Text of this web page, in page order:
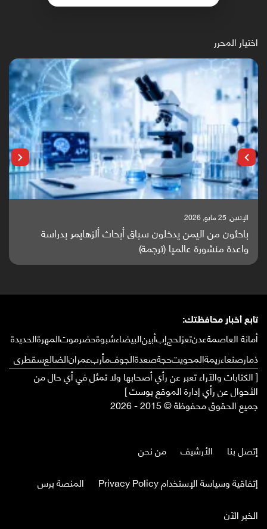
اختيار المحرر
الإثنين, 25 مايو, 2026
باحثون من اليمن يدخلون سباق أبحاث ألزهايمر بدراسة
واعدة منشورة عالميا (ترجمة)
تابع أخبار محافظتك:
أمانة العاصمةعدنتعزلحجإبأبينالبيضاءشبوةحضرموتالمهرةالحديدة
ذمارصنعاءريمةالمحويتحجةصعدةالجوفمأربعمرانالضالعسقطرى
[ الكتابات والآراء تعبر عن رأي أصحابها ولا تمثل في أي حال من
الأحوال عن رأي إدارة الموقع بوست ]
جميع الحقوق محفوظة © 2015 - 2026
إتصل بنا الأرشيف
من نحن
إتفاقية وسياسة الإستخدام Privacy Policy
المنصة برس
الخبر الآن